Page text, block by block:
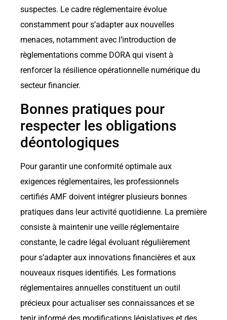
suspectes. Le cadre réglementaire évolue
constamment pour s’adapter aux nouvelles
menaces, notamment avec l’introduction de
règlementations comme DORA qui visent à
renforcer la résilience opérationnelle numérique du
secteur financier.
Bonnes pratiques pour
respecter les obligations
déontologiques
Pour garantir une conformité optimale aux
exigences réglementaires, les professionnels
certifiés AMF doivent intégrer plusieurs bonnes
pratiques dans leur activité quotidienne. La première
consiste à maintenir une veille réglementaire
constante, le cadre légal évoluant régulièrement
pour s’adapter aux innovations financières et aux
nouveaux risques identifiés. Les formations
réglementaires annuelles constituent un outil
précieux pour actualiser ses connaissances et se
tenir informé des modifications législatives et des